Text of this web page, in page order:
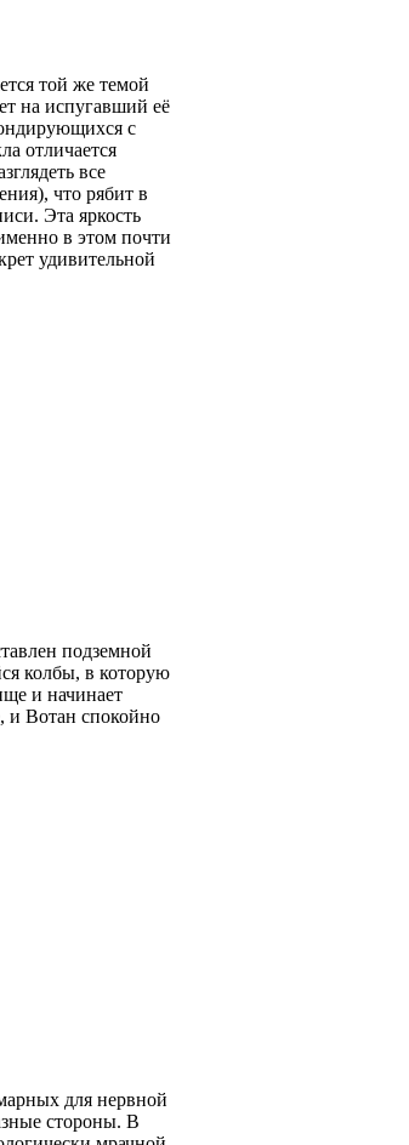
той же темой
на испугавший её
с
отличается
все
что рябит в
Эта яркость
в этом почти
удивительной
подземной
колбы, в которую
и начинает
и Вотан спокойно
для нервной
стороны. В